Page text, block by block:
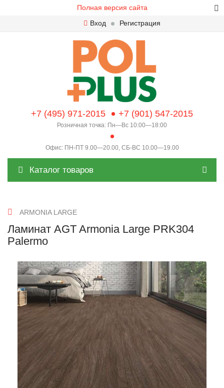
Полная версия сайта
Вход
Регистрация
+7 (495) 971-2015 +7 (901) 547-2015
Розничная точка: Пн—Вс 10:00—18:00
Офис: ПН-ПТ 9.00—20.00, СБ-ВС 10.00—19.00
Каталог товаров
ARMONIA LARGE
Ламинат AGT Armonia Large PRK304
Palermo